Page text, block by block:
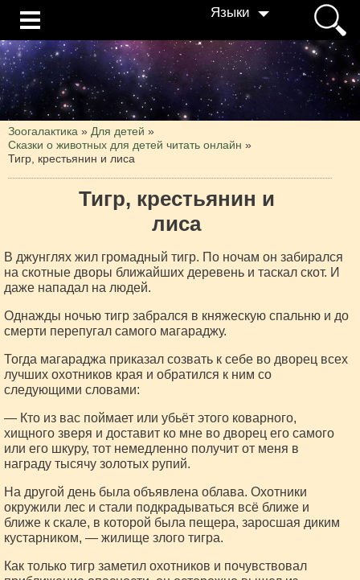
Языки
Зоогалактика » Для детей »
Сказки о животных для детей читать онлайн »
Тигр, крестьянин и лиса
Тигр, крестьянин и
лиса
В джунглях жил громадный тигр. По ночам он забирался
на скотные дворы ближайших деревень и таскал скот. И
даже нападал на людей.
Однажды ночью тигр забрался в княжескую спальню и до
смерти перепугал самого магараджу.
Тогда магараджа приказал созвать к себе во дворец всех
лучших охотников края и обратился к ним со
следующими словами:
— Кто из вас поймает или убьёт этого коварного,
хищного зверя и доставит ко мне во дворец его самого
или его шкуру, тот немедленно получит от меня в
награду тысячу золотых рупий.
На другой день была объявлена облава. Охотники
окружили лес и стали подкрадываться всё ближе и
ближе к скале, в которой была пещера, заросшая диким
кустарником, — жилище злого тигра.
Как только тигр заметил охотников и почувствовал